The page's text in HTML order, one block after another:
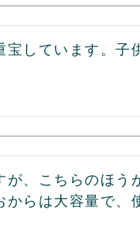
しています。子
、こちらのほう
らは大容量で